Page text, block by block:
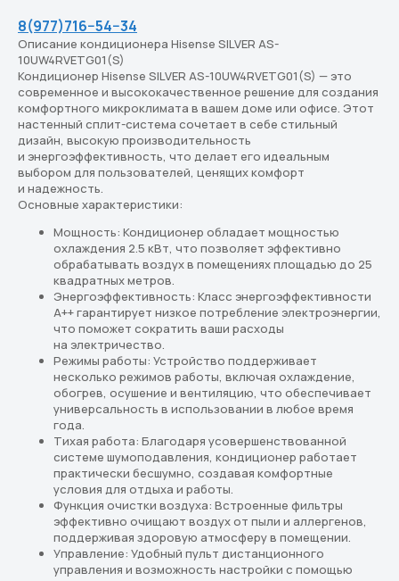
8(977)716−54−34
Описание кондиционера Hisense SILVER AS-
10UW4RVETG01(S)
Кондиционер Hisense SILVER AS-10UW4RVETG01(S) — это
современное и высококачественное решение для создания
комфортного микроклимата в вашем доме или офисе. Этот
настенный сплит-система сочетает в себе стильный
дизайн, высокую производительность
и энергоэффективность, что делает его идеальным
выбором для пользователей, ценящих комфорт
и надежность.
Основные характеристики:
Мощность: Кондиционер обладает мощностью
охлаждения 2.5 кВт, что позволяет эффективно
обрабатывать воздух в помещениях площадью до 25
квадратных метров.
Энергоэффективность: Класс энергоэффективности
A++ гарантирует низкое потребление электроэнергии,
что поможет сократить ваши расходы
на электричество.
Режимы работы: Устройство поддерживает
несколько режимов работы, включая охлаждение,
обогрев, осушение и вентиляцию, что обеспечивает
универсальность в использовании в любое время
года.
Тихая работа: Благодаря усовершенствованной
системе шумоподавления, кондиционер работает
практически бесшумно, создавая комфортные
условия для отдыха и работы.
Функция очистки воздуха: Встроенные фильтры
эффективно очищают воздух от пыли и аллергенов,
поддерживая здоровую атмосферу в помещении.
Управление: Удобный пульт дистанционного
управления и возможность настройки с помощью
Подберём кондиционер,
который действительно
подходит вам
В каталоге — решения для дома, офиса
и бизнеса. Подберём оптимальный
вариант под ваш бюджет и задачи
Перейдите в каталог
Перейти в каталог
Подбор кондиционера онлайн
20% по промокоду
"Сплит 20"
ООО «СплитКлим»
ИНН: 5040179113
КПП: 504001001
ОГРН:1225000058007
Разделы Реквизиты
Классические Сплит-Системы
Инверторные Сплит-Системы
Тепловые насосы
Полупромышленные кондиционеры